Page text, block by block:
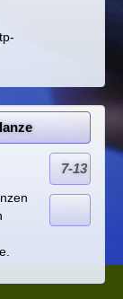
7-13